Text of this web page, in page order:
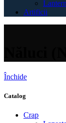
Artificii
Închide
Catalog
Crap